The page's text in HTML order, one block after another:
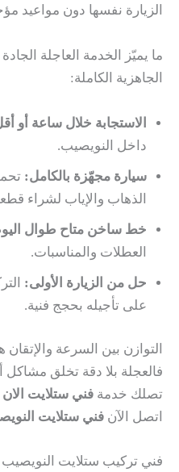
الزيارة نفسها دون مواعيد
ما يميّز الخدمة العاجلة
الجاهزية الكاملة:
الاستجابة خلال ساعة أو
داخل النويصيب.
سيارة مجهّزة بالكامل:
الذهاب والإياب لشراء
خط ساخن متاح طوال
العطلات والمناسبات.
حل من الزيارة الأولى:
على تأجيله بحجج فنية.
التوازن بين السرعة
فالعجلة بلا دقة تخلق
تصلك خدمة فني ستلايت الان
اتصل الآن فني ستلايت
فني تركيب ستلايت النويصيب